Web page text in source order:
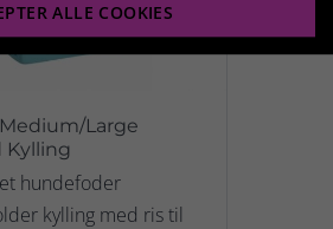
Large
Kylling
hundefoder
kylling med ris til
ALLE COOKIES